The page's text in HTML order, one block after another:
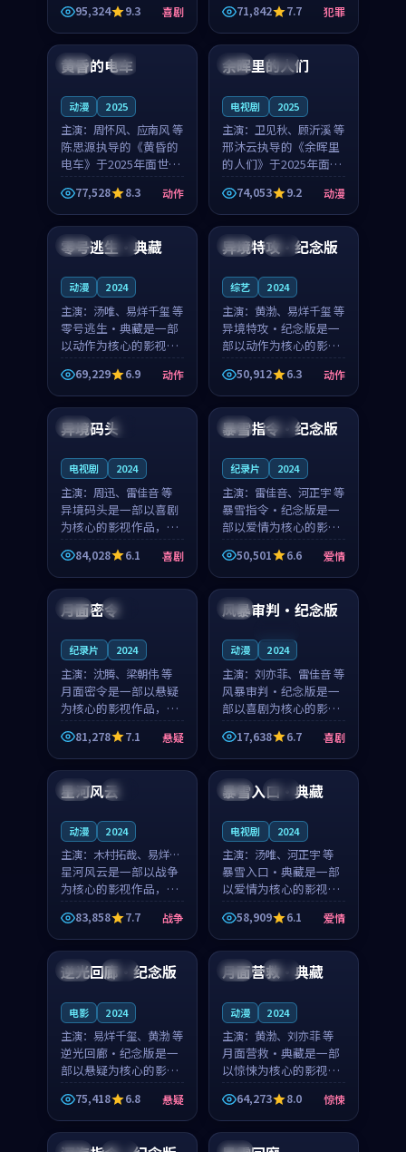
母女情深的人物心境共
同构筑了影片基调。顾
予安、戚南柯用细腻的
表演撑起整部喜剧电
95,324 9.3 喜剧
异国相遇的人物心境共
同构筑了影片基调。山
下凉太、沈知韵用细腻
的表演撑起整部犯罪
71,842 7.7 犯罪
日本 4K
黄昏的电车
动漫 2025
主演： 周怀风、应南风 等
陈思源执导的《黄昏的
电车》于2025年面世，
日本的城市气质与渔村
故事的人物心境共同构
筑了影片基调。周怀
风、应南风用细腻的表
演撑起整部动作电影，
77,528 8.3 动作
泰国 完结
余晖里的人们
电视剧 2025
主演： 卫见秋、顾沂溪 等
邢沐云执导的《余晖里
的人们》于2025年面
世，泰国的城市气质与
小镇生活的人物心境共
同构筑了影片基调。卫
见秋、顾沂溪用细腻的
表演撑起整部动漫电
74,053 9.2 动漫
韩国 院线
零号逃生·典藏
动漫 2024
主演： 汤唯、易烊千玺 等
零号逃生·典藏是一部
以动作为核心的影视作
品，围绕危机、反转与
人物成长展开，整体节
奏紧凑，值得推荐观
看。
69,229 6.9 动作
中国 独播
异境特攻·纪念版
综艺 2024
主演： 黄渤、易烊千玺 等
异境特攻·纪念版是一
部以动作为核心的影视
作品，围绕危机、反转
与人物成长展开，整体
节奏紧凑，值得推荐观
看。
50,912 6.3 动作
法国 4K
异境码头
电视剧 2024
主演： 周迅、雷佳音 等
异境码头是一部以喜剧
为核心的影视作品，围
绕危机、反转与人物成
长展开，整体节奏紧
凑，值得推荐观看。
84,028 6.1 喜剧
韩国 杜比
暴雪指令·纪念版
纪录片 2024
主演： 雷佳音、河正宇 等
暴雪指令·纪念版是一
部以爱情为核心的影视
作品，围绕危机、反转
与人物成长展开，整体
节奏紧凑，值得推荐观
看。
50,501 6.6 爱情
日本 热播
月面密令
纪录片 2024
主演： 沈腾、梁朝伟 等
月面密令是一部以悬疑
为核心的影视作品，围
绕危机、反转与人物成
长展开，整体节奏紧
凑，值得推荐观看。
81,278 7.1 悬疑
英国
风暴审判·纪念版
动漫 2024
主演： 刘亦菲、雷佳音 等
风暴审判·纪念版是一
部以喜剧为核心的影视
作品，围绕危机、反转
与人物成长展开，整体
节奏紧凑，值得推荐观
17,638 6.7 喜剧
中国 完结
星河风云
动漫 2024
主演： 木村拓哉、易烊千
玺 等
星河风云是一部以战争
为核心的影视作品，围
绕危机、反转与人物成
长展开，整体节奏紧
凑，值得推荐观看。
83,858 7.7 战争
美国 高分
暴雪入口·典藏
电视剧 2024
主演： 汤唯、河正宇 等
暴雪入口·典藏是一部
以爱情为核心的影视作
品，围绕危机、反转与
人物成长展开，整体节
奏紧凑，值得推荐观
看。
58,909 6.1 爱情
中国 独播
逆光回廊·纪念版
电影 2024
主演： 易烊千玺、黄渤 等
逆光回廊·纪念版是一
部以悬疑为核心的影视
作品，围绕危机、反转
与人物成长展开，整体
节奏紧凑，值得推荐观
看。
75,418 6.8 悬疑
美国 高分
月面营救·典藏
动漫 2024
主演： 黄渤、刘亦菲 等
月面营救·典藏是一部
以惊悚为核心的影视作
品，围绕危机、反转与
人物成长展开，整体节
奏紧凑，值得推荐观
看。
64,273 8.0 惊悚